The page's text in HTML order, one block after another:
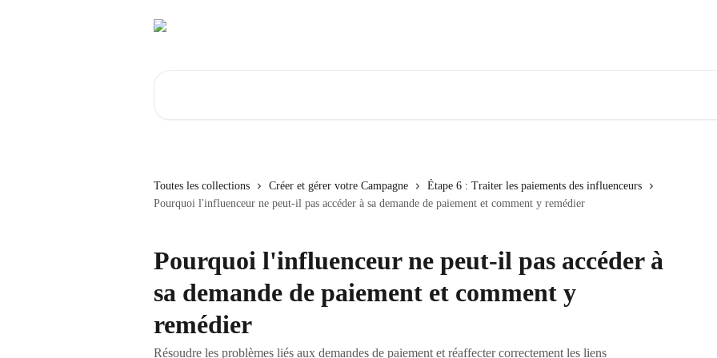
Toutes les collections Créer et gérer votre Campagne
Étape 6 : Traiter les paiements des influenceurs
Pourquoi l'influenceur ne peut-il pas accéder à sa demande de paiement et comment y remédier
Pourquoi l'influenceur ne peut-il pas accéder à
sa demande de paiement et comment y
remédier
Résoudre les problèmes liés aux demandes de paiement et réaffecter correctement les liens